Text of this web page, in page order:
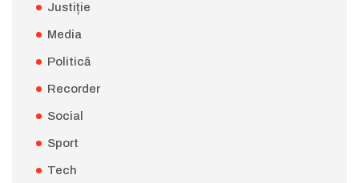
Justiție
Media
Politică
Recorder
Social
Sport
Tech